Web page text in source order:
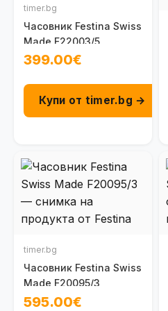
timer.bg
Часовник Festina Swiss
Made F22003/5
399.00€
Купи от timer.bg →
timer.bg
Часовник Festina Swiss
Made F20095/3
595.00€